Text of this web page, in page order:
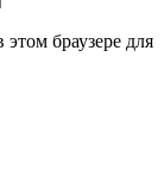
браузере для